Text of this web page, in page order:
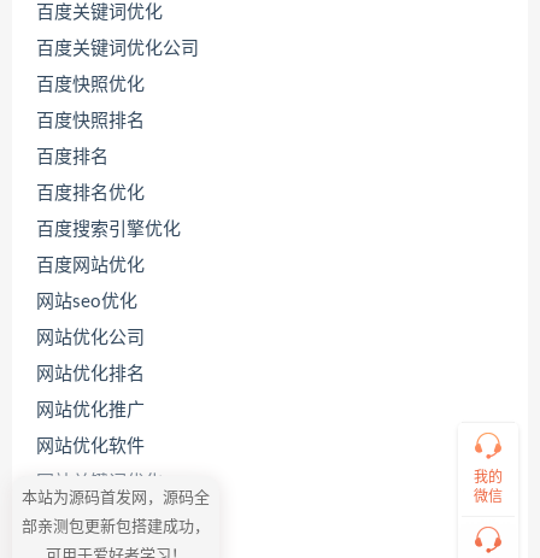
百度关键词优化
百度关键词优化公司
百度快照优化
百度快照排名
百度排名
百度排名优化
百度搜索引擎优化
百度网站优化
网站seo优化
网站优化公司
网站优化排名
网站优化推广
网站优化软件
网站搜索引擎优化
我的
微信
您
的
需
切
本站为源码首发网，源码全
部亲测包更新包搭建成功，